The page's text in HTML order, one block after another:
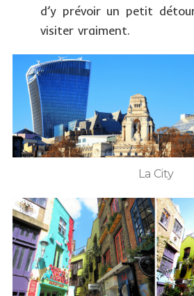
d’y prévoir un petit
visiter vraiment.
La City